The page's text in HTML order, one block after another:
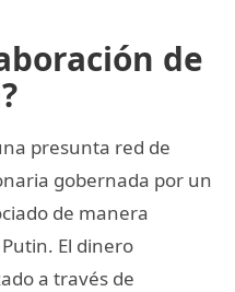
de
presunta red de
gobernada por un
de manera
El dinero
a través de